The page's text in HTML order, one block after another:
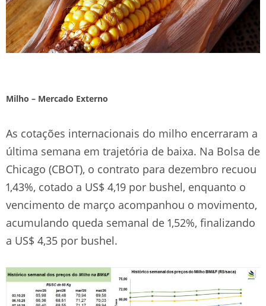
Milho – Mercado Externo
As cotações internacionais do milho encerraram a
última semana em trajetória de baixa. Na Bolsa de
Chicago (CBOT), o contrato para dezembro recuou
1,43%, cotado a US$ 4,19 por bushel, enquanto o
vencimento de março acompanhou o movimento,
acumulando queda semanal de 1,52%, finalizando
a US$ 4,35 por bushel.